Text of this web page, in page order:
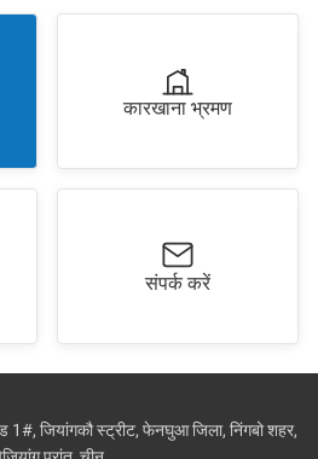
कारखाना भ्रमण
संपर्क करें
जियांगकौ स्ट्रीट, फेनघुआ जिला, निंगबो शहर,